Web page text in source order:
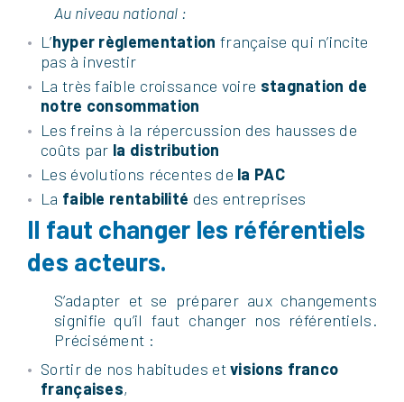
Au niveau national :
L’hyper règlementation française qui n’incite
pas à investir
La très faible croissance voire stagnation de
notre consommation
Les freins à la répercussion des hausses de
coûts par la distribution
Les évolutions récentes de la PAC
La faible rentabilité des entreprises
Il faut changer les référentiels
des acteurs.
S’adapter et se préparer aux changements
signifie qu’il faut changer nos référentiels.
Précisément :
Sortir de nos habitudes etvisions franco
françaises,